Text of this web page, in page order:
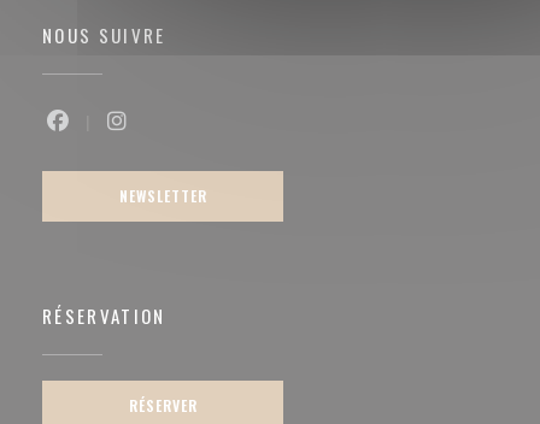
NOUS SUIVRE
Facebook ((ouvre une nouvelle fenêtre))
NEWSLETTER
RÉSERVATION
RÉSERVER